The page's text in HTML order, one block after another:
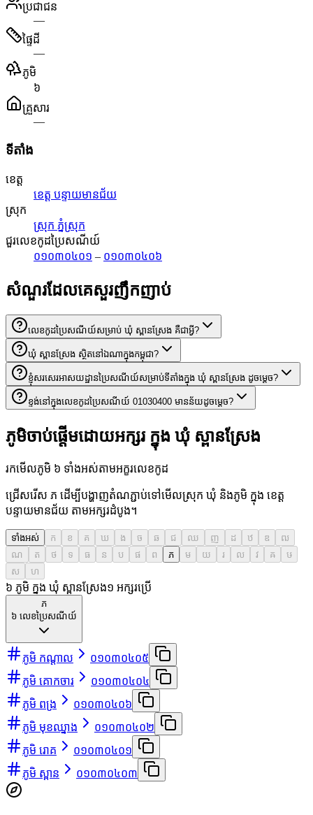
ប្រជាជន
—
ផ្ទៃដី
—
ភូមិ
៦
គ្រួសារ
—
ទីតាំង
ខេត្ត
ខេត្ត បន្ទាយមានជ័យ
ស្រុក
ស្រុក ភ្នំស្រុក
ជួរលេខកូដប្រៃសណីយ៍
០១០៣០៤០១ – ០១០៣០៤០៦
សំណួរដែលគេសួរញឹកញាប់
លេខកូដប្រៃសណីយ៍សម្រាប់ ឃុំ ស្ពានស្រែង គឺជាអ្វី?
ឃុំ ស្ពានស្រែង ស្ថិតនៅឯណាក្នុងកម្ពុជា?
ខ្ញុំសរសេរអាសយដ្ឋានប្រៃសណីយ៍សម្រាប់ទីតាំងក្នុង ឃុំ ស្ពានស្រែង ដូចម្តេច?
ខ្ទង់នៅក្នុងលេខកូដប្រៃសណីយ៍ 01030400 មានន័យដូចម្តេច?
ភូមិចាប់ផ្តើមដោយអក្សរ ក្នុង ឃុំ ស្ពានស្រែង
រកមើលភូមិ ៦ ទាំងអស់តាមអក្ខរលេខកូដ
ជ្រើសរើស ភ ដើម្បីបង្ហាញតំណភ្ជាប់ទៅមើលស្រុក ឃុំ និងភូមិ ក្នុង ខេត្ត
បន្ទាយមានជ័យ តាមអក្សរដំបូង។
ទាំងអស់ ក ខ គ ឃ ង ច ឆ ជ ឈ ញ ដ ឋ ឌ
ឍ
ណ
ត ថ ទ ធ ន ប ផ ព ភ ម យ រ ល វ ឝ
ឞ
ស
ហ
៦ ភូមិ ក្នុង ឃុំ ស្ពានស្រែង១ អក្សរប្រើ
ភ
៦ លេខប្រៃសណីយ៍
ភូមិ កណ្ដាល
០១០៣០៤០៥
ភូមិ គោកចារ
០១០៣០៤០៤
ភូមិ ពង្រ
០១០៣០៤០៦
ភូមិ មុខឈ្នាង
០១០៣០៤០២
ភូមិ រោគ
០១០៣០៤០១
ភូមិ ស្ពាន
០១០៣០៤០៣